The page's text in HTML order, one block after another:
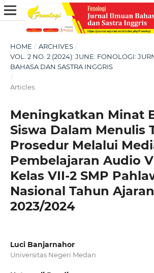
HOME / ARCHIVES /
VOL. 2 NO. 2 (2024): JUNE: FONOLOGI:
BAHASA DAN SASTRA INGGRIS
/
Articles
Meningkatkan Minat
Siswa Dalam Menulis
Prosedur Melalui
Pembelajaran Audio
Kelas VII-2 SMP
Nasional Tahun Ajaran
2023/2024
Luci Banjarnahor
Universitas Negeri Medan